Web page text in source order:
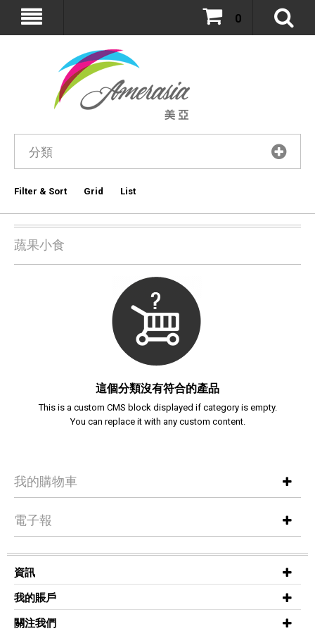
0
分類
Filter & Sort Grid List
蔬果小食
這個分類沒有符合的產品
This is a custom CMS block displayed if category is empty.
You can replace it with any custom content.
我的購物車
電子報
資訊
我的賬戶
關注我們